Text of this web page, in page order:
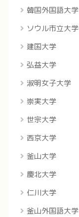
韓国外国語大学
ソウル市立大学
建国大学
弘益大学
淑明女子大学
崇実大学
世宗大学
西京大学
釜山大学
慶北大学
仁川大学
釜山外国語大学